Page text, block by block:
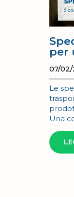
per
07/
Le
Una